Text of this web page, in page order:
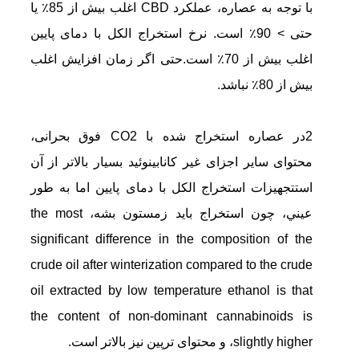
با توجه به عصاره، عملکرد CBD اغلب بیش از 85٪ یا
حتی > 90٪ است. نرخ استخراج الکل با دمای پایین
اغلب بیش از 70٪ است.حتی اگر زمان افزایش اغلب
بیش از 80٪ نباشد.
2در عصاره استخراج شده با CO2 فوق بحرانی،
محتوای سایر اجزای غیر کانابینوئید بسیار بالاتر از آن
استتجهیزات استخراج الکل با دمای پایین
اما به طور
عيني، چون استخراج بايد زمستون بشه، the most
significant difference in the composition of the
crude oil after winterization compared to the crude
oil extracted by low temperature ethanol is that
the content of non-dominant cannabinoids is
slightly higher، و محتوای ترپین نیز بالاتر است.